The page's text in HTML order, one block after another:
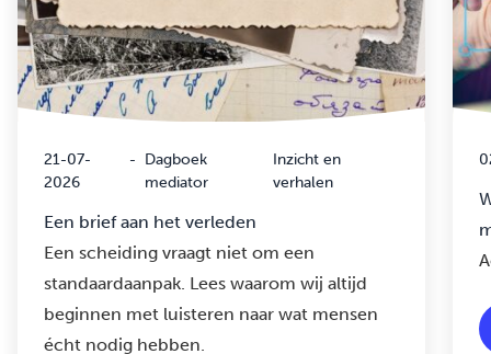
21-07-
2026
- Dagboek
mediator
Inzicht en
verhalen
Een brief aan het verleden
Een scheiding vraagt niet om een
standaardaanpak. Lees waarom wij altijd
beginnen met luisteren naar wat mensen
écht nodig hebben.